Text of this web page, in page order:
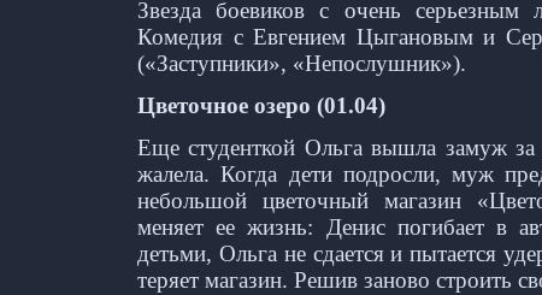
Звезда боевиков с очень серьезным
Комедия с Евгением Цыгановым и
(«Заступники», «Непослушник»).
Цветочное озеро (01.04)
Еще студенткой Ольга вышла замуж
жалела. Когда дети подросли, муж
небольшой цветочный магазин
меняет ее жизнь: Денис погибает в
детьми, Ольга не сдается и пытается
теряет магазин. Решив заново строить